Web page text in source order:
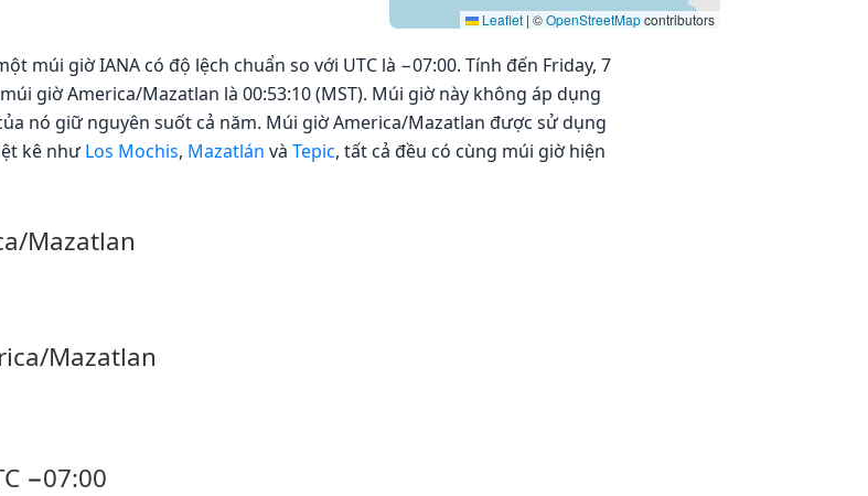
Leaflet | ©OpenStreetMapcontributors
múi giờ IANA có độ lệch chuẩn so với UTC là −07:00. Tính đến Friday, 7
giờ America/Mazatlan là 00:53:10 (MST). Múi giờ này không áp dụng
nó giữ nguyên suốt cả năm. Múi giờ America/Mazatlan được sử dụng
kê nhưLos Mochis, Mazatlán và Tepic, tất cả đều có cùng múi giờ hiện
Mazatlan
Mazatlan
−07:00